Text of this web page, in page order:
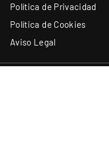
Política de Privacidad
Política de Cookies
Aviso Legal